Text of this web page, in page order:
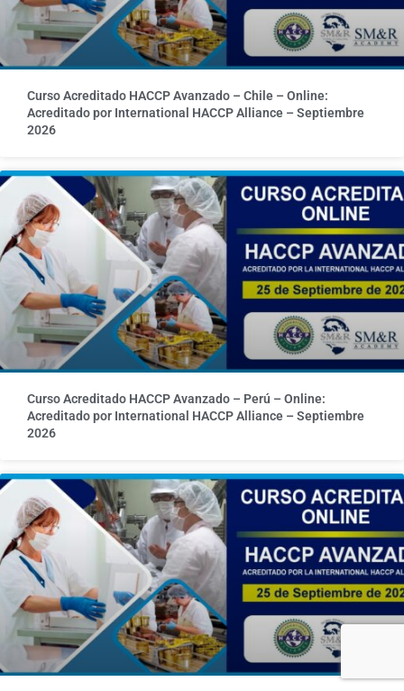
Curso Acreditado HACCP Avanzado – Chile – Online:
Acreditado por International HACCP Alliance – Septiembre
2026
Curso Acreditado HACCP Avanzado – Perú – Online:
Acreditado por International HACCP Alliance – Septiembre
2026